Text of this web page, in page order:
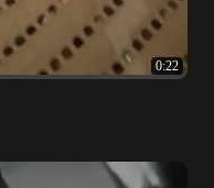
0:22